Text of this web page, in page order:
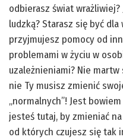
odbierasz świat
ludzką? Starasz się być
przyjmujesz pomocy od
problemami w życiu w
uzależnieniami? Nie martw
nie Ty musisz zmienić
„normalnych”! Jest
jesteś tutaj, by zmieniać
od których czujesz się tak